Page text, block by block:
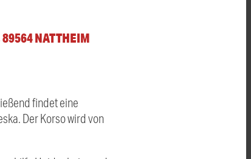
89564 NATTHEIM
findet eine
Der Korso wird von